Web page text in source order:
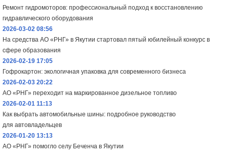
Ремонт гидромоторов: профессиональный подход к восстановлению
гидравлического оборудования
2026-03-02 08:56
На средства АО «РНГ» в Якутии стартовал пятый юбилейный конкурс в
сфере образования
2026-02-19 17:05
Гофрокартон: экологичная упаковка для современного бизнеса
2026-02-03 20:22
АО «РНГ» переходит на маркированное дизельное топливо
2026-02-01 11:13
Как выбрать автомобильные шины: подробное руководство
для автовладельцев
2026-01-20 13:13
АО «РНГ» помогло селу Беченча в Якутии